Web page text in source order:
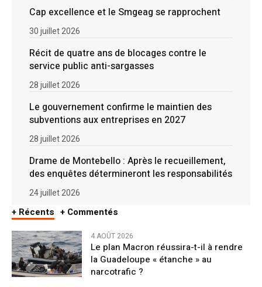
Cap excellence et le Smgeag se rapprochent
30 juillet 2026
Récit de quatre ans de blocages contre le
service public anti-sargasses
28 juillet 2026
Le gouvernement confirme le maintien des
subventions aux entreprises en 2027
28 juillet 2026
Drame de Montebello : Après le recueillement,
des enquêtes détermineront les responsabilités
24 juillet 2026
+ Récents + Commentés
4 AOÛT 2026
Le plan Macron réussira-t-il à rendre
la Guadeloupe « étanche » au
narcotrafic ?